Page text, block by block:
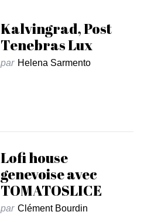
Kalvingrad, Post
Tenebras Lux
par Helena Sarmento
Lofi house
genevoise avec
TOMATOSLICE
par Clément Bourdin